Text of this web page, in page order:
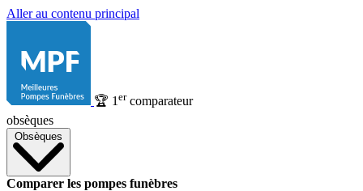
Aller au contenu principal
🏆 1 ercomparateur
obsèques
Obsèques
Comparer les pompes funèbres